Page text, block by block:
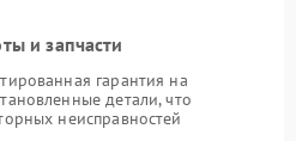
и запчасти
гарантия на
детали, что
неисправностей